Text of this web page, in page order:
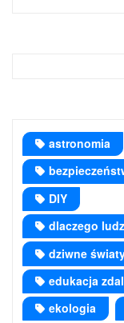
astronomia
DIY
dlaczego
dziwne
edukacja
ekologia